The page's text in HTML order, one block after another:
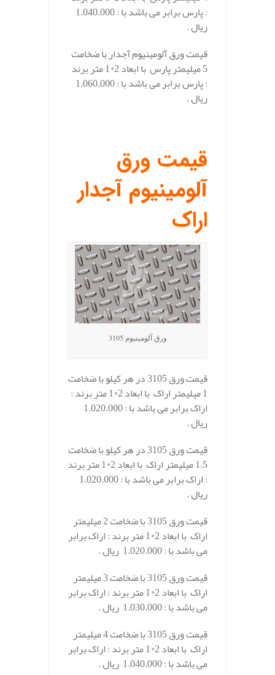
ریال .
قیمت ورق آلومینیوم آجدار با ضخامت
5 میلیمتر پارس با ابعاد 2*1 متر برند
ریال .
قیمت ورق
آلومینیوم آجدار
اراک
ورق آلومینیوم 3105
قیمت ورق 3105 در هر کیلو با ضخامت
1 میلیمتر اراک با ابعاد 2*1 متر برند :
ریال .
قیمت ورق 3105 در هر کیلو با ضخامت
1.5 میلیمتر اراک با ابعاد 2*1 متر برند
ریال .
قیمت ورق 3105 با ضخامت 2 میلیمتر
اراک با ابعاد 2*1 متر برند : اراک برابر
می باشد با : 1.020.000 ریال .
قیمت ورق 3105 با ضخامت 3 میلیمتر
اراک با ابعاد 2*1 متر برند : اراک برابر
می باشد با : 1.030.000 ریال .
قیمت ورق 3105 با ضخامت 4 میلیمتر
اراک با ابعاد 2*1 متر برند : اراک برابر
می باشد با : 1.040.000 ریال .